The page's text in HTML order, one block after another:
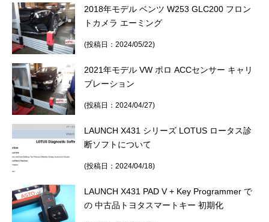
汎用（89）
バッテリーチャージャー（4）
ディーゼルインジェクター&グロープラグ ツール（7）
3D プリンターペン（8）
キー関連（19）
ライト関連（6）
2018年モデル ベンツ W253 GLC200 フロン
トカメラ エーミング
(投稿日：2024/05/22)
2021年モデル VW ポロ ACCセンサー キャリ
ブレーション
(投稿日：2024/04/27)
LAUNCH X431 シリーズ LOTUS ロータス診
断ソフトについて
(投稿日：2024/04/18)
LAUNCH X431 PAD V + Key Programmer で
の 中古品トヨタスマートキー 初期化